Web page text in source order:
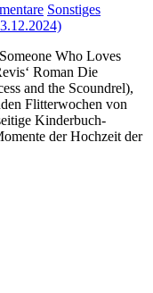
Sonstiges
Who Loves
Roman Die
and the Scoundrel),
Flitterwochen von
Kinderbuch-
der Hochzeit der